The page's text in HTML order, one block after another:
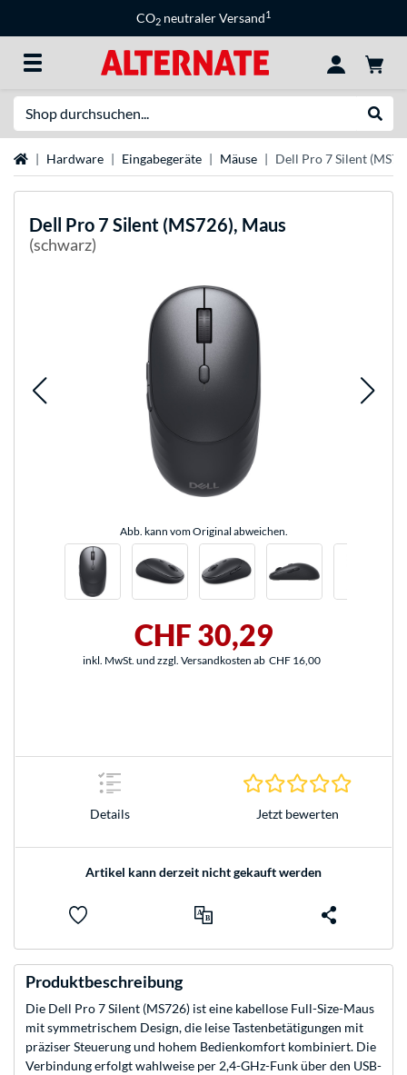
CO2 neutraler Versand1
StartseiteHardware Eingabegeräte Mäuse Dell Pro 7 Silent
Dell Pro 7 Silent (MS726), Maus
(schwarz)
Abb. kann vom Original abweichen.
CHF 30,29
inkl. MwSt. und zzgl. Versandkosten ab CHF 16,00
Details Jetzt bewerten
Artikel kann derzeit nicht gekauft werden
Produktbeschreibung
Die Dell Pro 7 Silent (MS726) ist eine kabellose Full-Size-Maus
mit symmetrischem Design, die leise Tastenbetätigungen mit
präziser Steuerung und hohem Bedienkomfort kombiniert. Die
Verbindung erfolgt wahlweise per 2,4-GHz-Funk über den USB-